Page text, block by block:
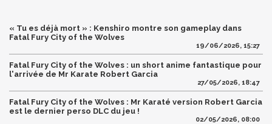
« Tu es déjà mort » : Kenshiro montre son gameplay dans
Fatal Fury City of the Wolves
19/06/2026, 15:27
Fatal Fury City of the Wolves : un short anime fantastique pour
l'arrivée de Mr Karate Robert Garcia
27/05/2026, 18:47
Fatal Fury City of the Wolves : Mr Karaté version Robert Garcia
est le dernier perso DLC du jeu !
02/05/2026, 08:00